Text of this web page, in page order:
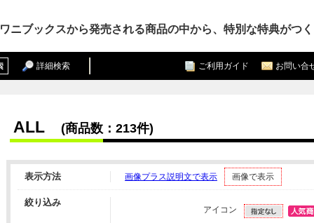
ワニブックスから発売される商品の中から、特別な特典がつ
詳細検索 お問い合
ご利用ガイド
ALL (商品数：213件)
表示方法 画像プラス説明文で表示 画像で表示
絞り込み
アイコン